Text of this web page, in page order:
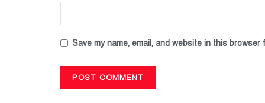
Save my name, email, and website in this